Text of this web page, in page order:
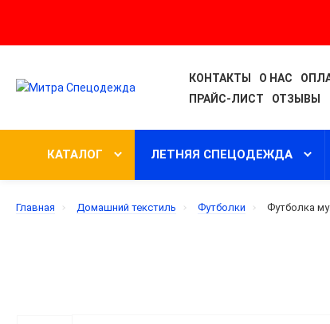
КОНТАКТЫ О НАС
ПРАЙС-ЛИСТ
ОТЗЫВЫ
КАТАЛОГ ЛЕТНЯЯ СПЕЦОДЕЖДА
Главная Домашний текстиль Футболки Футболка